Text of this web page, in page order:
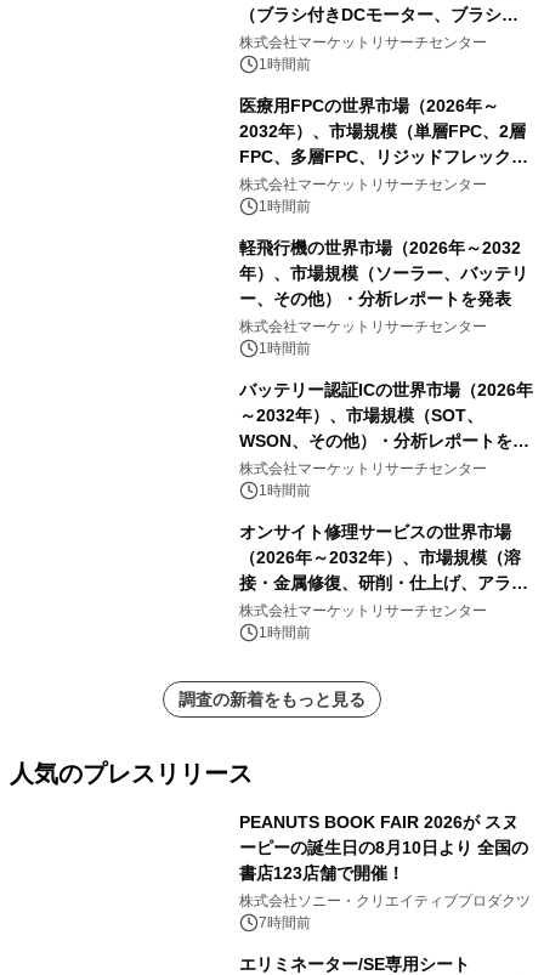
（ブラシ付きDCモーター、ブラシレ
スDCモーター）・分析レポートを発
表
株式会社マーケットリサーチセンター
1時間前
医療用FPCの世界市場（2026年～
2032年）、市場規模（単層FPC、2層
FPC、多層FPC、リジッドフレックス
PCB）・分析レポートを発表
株式会社マーケットリサーチセンター
1時間前
軽飛行機の世界市場（2026年～2032
年）、市場規模（ソーラー、バッテリ
ー、その他）・分析レポートを発表
株式会社マーケットリサーチセンター
1時間前
バッテリー認証ICの世界市場（2026年
～2032年）、市場規模（SOT、
WSON、その他）・分析レポートを発
表
株式会社マーケットリサーチセンター
1時間前
オンサイト修理サービスの世界市場
（2026年～2032年）、市場規模（溶
接・金属修復、研削・仕上げ、アライ
メント、その他）・分析レポートを発
表
株式会社マーケットリサーチセンター
1時間前
調査の新着をもっと見る
人気のプレスリリース
PEANUTS BOOK FAIR 2026が スヌ
ーピーの誕生日の8月10日より 全国の
書店123店舗で開催！
株式会社ソニー・クリエイティブプロダクツ
7時間前
エリミネーター/SE専用シート